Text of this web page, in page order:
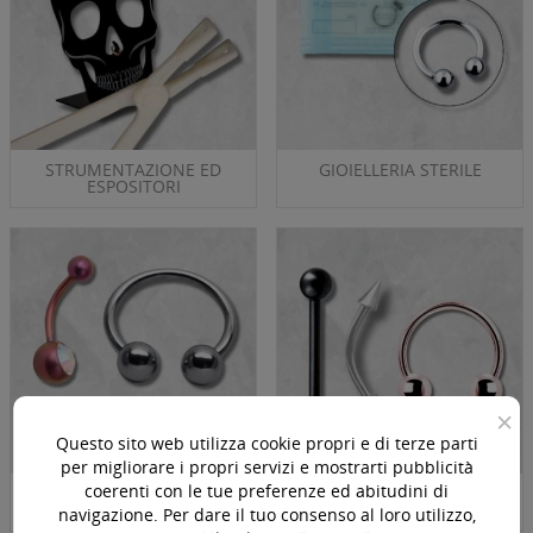
STRUMENTAZIONE ED
ESPOSITORI
GIOIELLERIA STERILE
TITANIO ACCIAIO CHIRURGICO
×
Questo sito web utilizza cookie propri e di terze parti
per migliorare i propri servizi e mostrarti pubblicità
coerenti con le tue preferenze ed abitudini di
navigazione. Per dare il tuo consenso al loro utilizzo,